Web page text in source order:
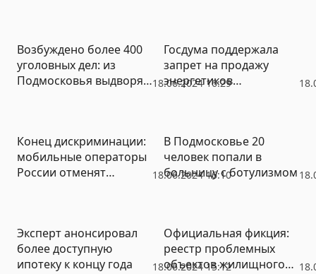
18.06.2024 16:29
Возбуждено более 400
уголовных дел: из
Подмосковья выдворят
Госдума поддержала
запрет на продажу
энергетиков
18.06.2024 16:10
Конец дискриминации:
мобильные операторы
России отменят
В Подмосковье 20
человек попали в
больницу с ботулизмом
18.06.2024 15:12
Эксперт анонсировал
более доступную
ипотеку к концу года
Официальная фикция:
реестр проблемных
объектов жилищного